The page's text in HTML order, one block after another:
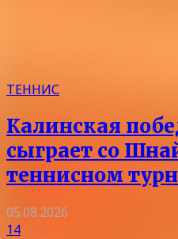
ТЕННИС
Калинская
сыграет со
теннисном
05.08.2026
14